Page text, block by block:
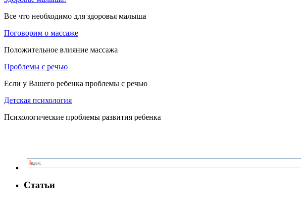
Все что необходимо для здоровья малыша
Поговорим о массаже
Положительное влияние массажа
Проблемы с речью
Если у Вашего ребенка проблемы с речью
Детская психология
Психологические проблемы развития ребенка
Статьи